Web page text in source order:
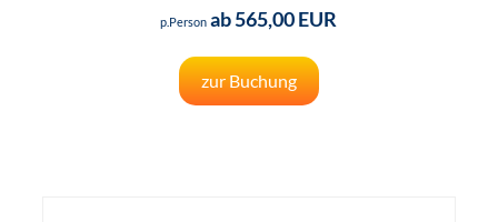
p.Person ab 565,00 EUR
zur Buchung